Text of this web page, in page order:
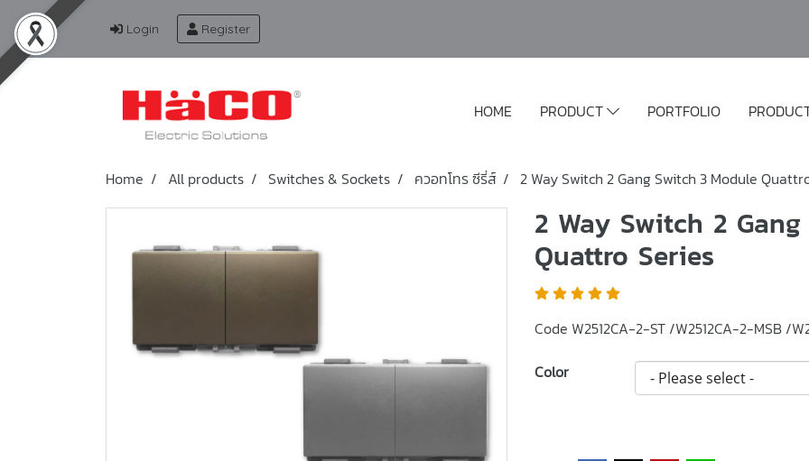
Login Register
HOME PRODUCT PORTFOLIO
Home All products Switches & Sockets ควอทโทร ซีรี่ส์ 2 Way Switch 2 Gang Switch 3 Module
2 Way Switch 2
Quattro Series
Code W2512CA-2-ST /W2512CA-2-MSB /
Color